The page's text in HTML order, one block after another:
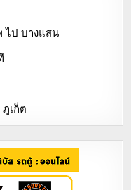
ไป บางแสน
เก็ต